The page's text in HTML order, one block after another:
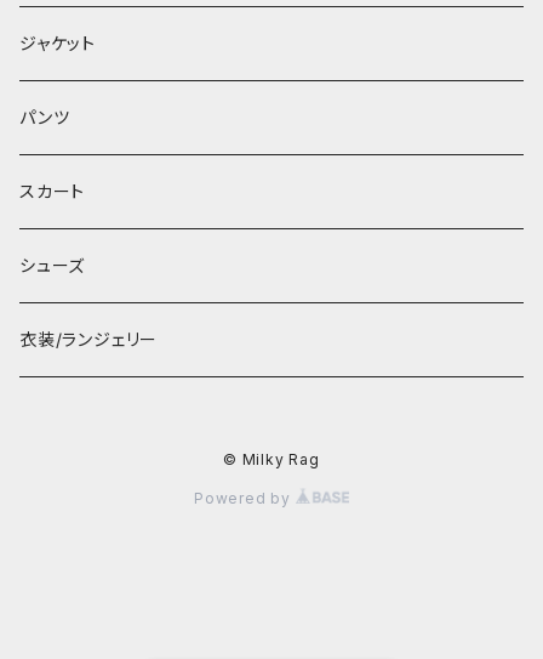
ジャケット
パンツ
スカート
シューズ
衣装/ランジェリー
© Milky Rag
Powered by